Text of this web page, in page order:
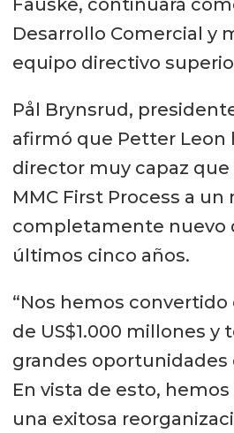
Fauske, continuará
Desarrollo Comercial y
equipo directivo
Pål Brynsrud,
afirmó que Petter Leon
director muy capaz que
MMC First Process a un
completamente nuevo
últimos cinco años.
“Nos hemos
de US$1.000 millones y
grandes
En vista de esto,
una exitosa